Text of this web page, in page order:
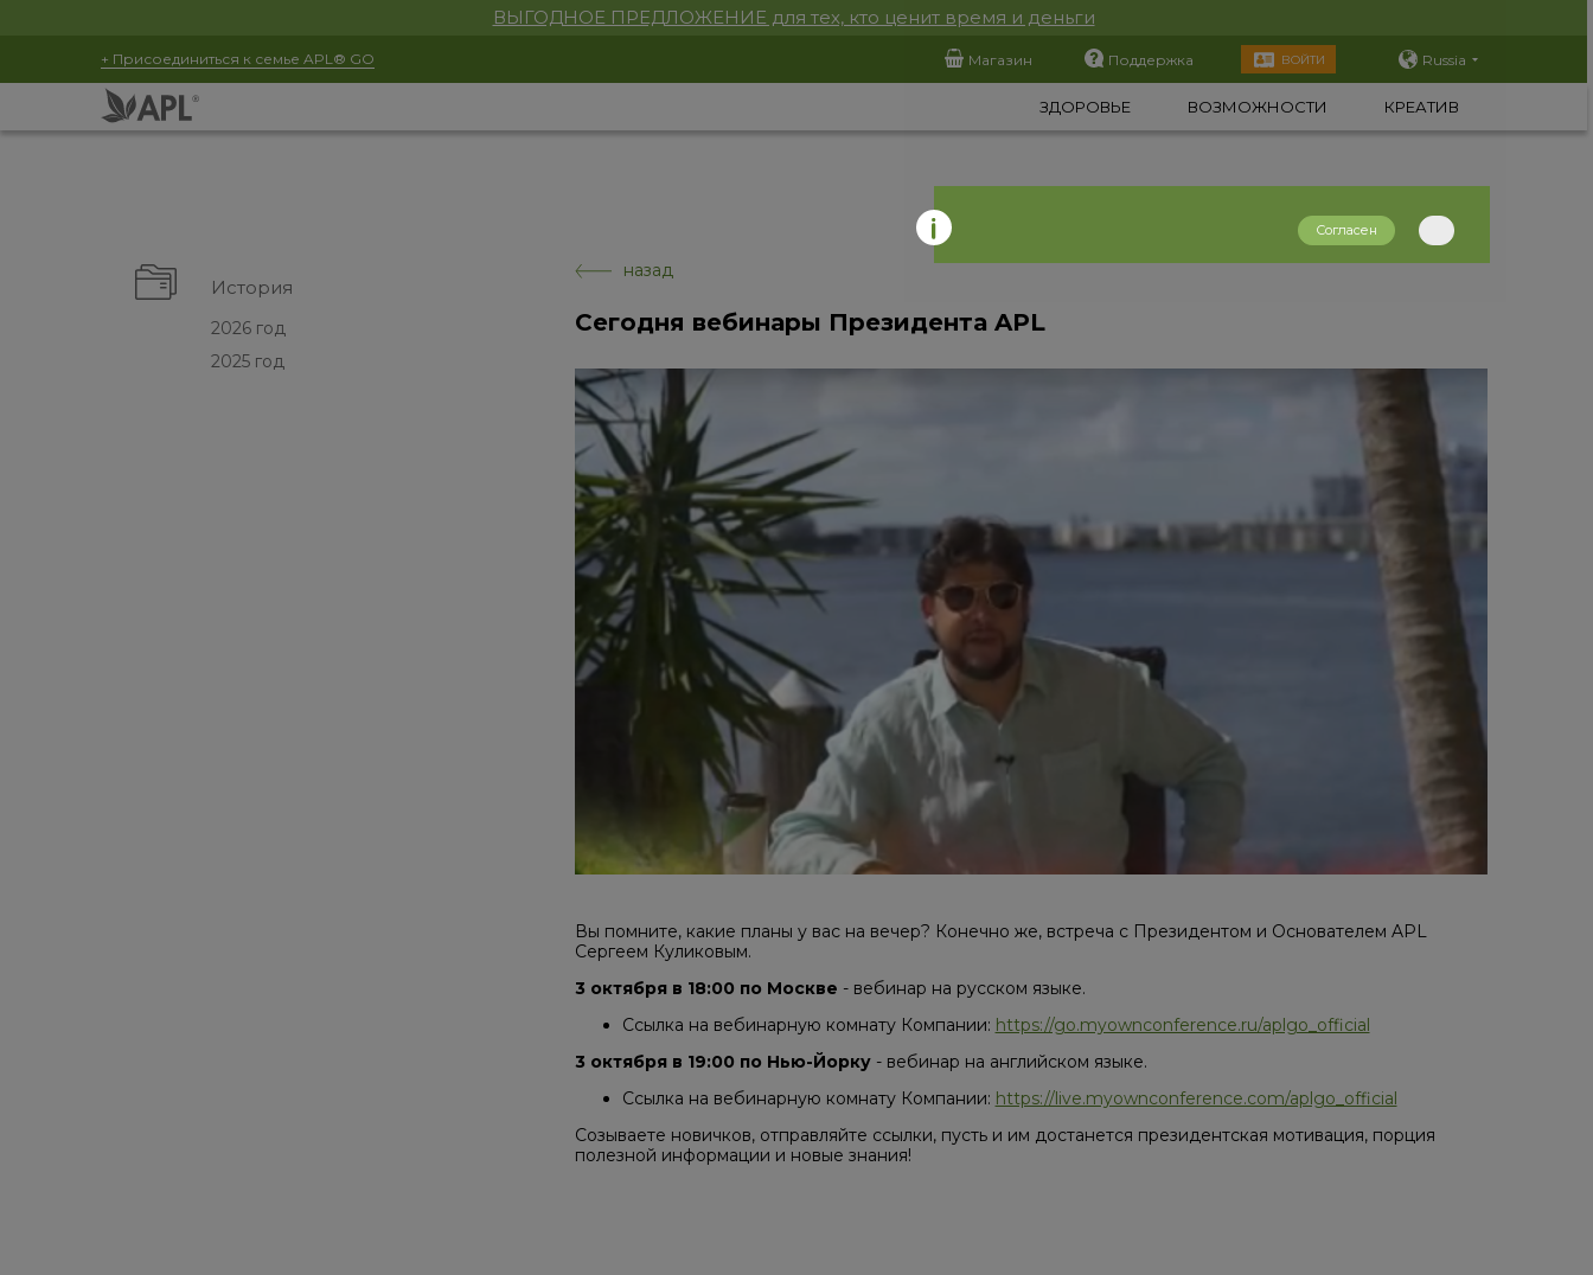
ВЫГОДНОЕ ПРЕДЛОЖЕНИЕ для тех, кто ценит время и деньги
+ Присоединиться к семье APL® GO Магазин Поддержка ВОЙТИ Russia
ЗДОРОВЬЕ ВОЗМОЖНОСТИ КРЕАТИВ
История
2026 год
2025 год
назад
Сегодня вебинары Президента APL
Вы помните, какие планы у вас на вечер? Конечно же, встреча с Президентом и Основателем APL
Сергеем Куликовым.
3 октября в 18:00 по Москве - вебинар на русском языке.
Ссылка на вебинарную комнату Компании: https://go.myownconference.ru/aplgo_official
3 октября в 19:00 по Нью-Йорку- вебинар на английском языке.
Ссылка на вебинарную комнату Компании: https://live.myownconference.com/aplgo_official
Созываете новичков, отправляйте ссылки, пусть и им достанется президентская мотивация, порция
полезной информации и новые знания!
Согласен